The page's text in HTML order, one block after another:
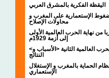
اليقظة الفكرية بالمشرق العربي
الإستعمارية على المغرب و
محاولات الإصلاح
من نهاية الحرب العالمية الأولى
إلى أزمة 1929م
<الحرب العالمية الثانية <الأسباب و
النتائج
الحماية بالمغرب و الإستغلال
الإستعماري